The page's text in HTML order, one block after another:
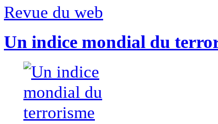
Revue du web
Un indice mondial du